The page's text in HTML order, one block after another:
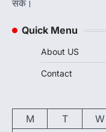
सकें।
Quick Menu
About US
Contact
M
T W